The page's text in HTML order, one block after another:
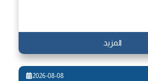
المزيد
2026-08-08